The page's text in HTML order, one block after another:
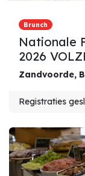
Brunch
Nationale
2026
Zandvoorde,
Registraties